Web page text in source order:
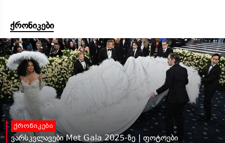
ქრონიკები
ქრონიკები
ვარსკვლავები Met Gala 2025-ზე | ფოტოები